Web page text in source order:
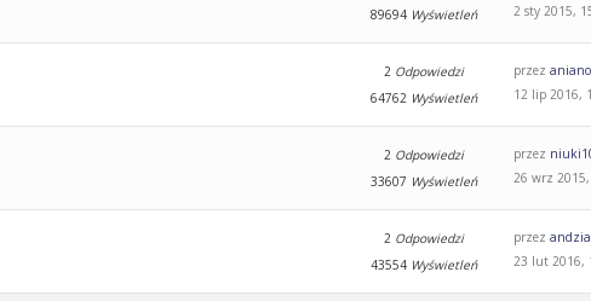
89694 Wyświetleń
2 sty 2015,
2 Odpowiedzi
64762 Wyświetleń
przez
12 lip 2016,
2 Odpowiedzi
33607 Wyświetleń
przez
26 wrz
2 Odpowiedzi
43554 Wyświetleń
przez
23 lut 2016,